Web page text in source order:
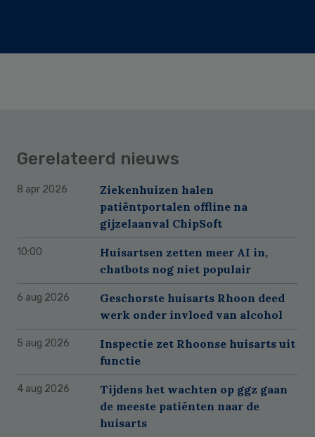
Gerelateerd nieuws
8 apr 2026
Ziekenhuizen halen
patiëntportalen offline na
gijzelaanval ChipSoft
10:00
Huisartsen zetten meer AI in,
chatbots nog niet populair
6 aug 2026
Geschorste huisarts Rhoon deed
werk onder invloed van alcohol
5 aug 2026
Inspectie zet Rhoonse huisarts uit
functie
4 aug 2026
Tijdens het wachten op ggz gaan
de meeste patiënten naar de
huisarts